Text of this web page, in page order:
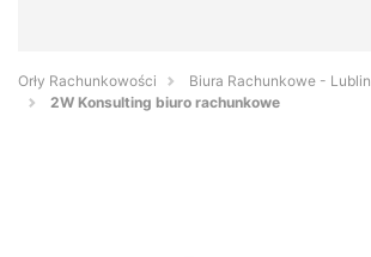
Orły Rachunkowości
Biura Rachunkowe - Lublin
2W Konsulting biuro rachunkowe